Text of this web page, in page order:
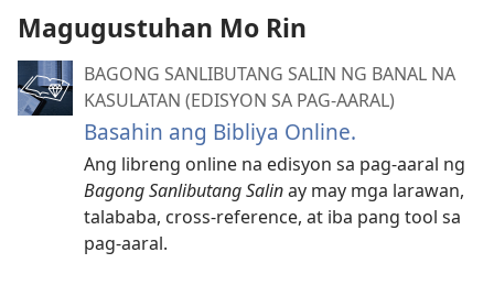
Magugustuhan Mo Rin
BAGONG SANLIBUTANG SALIN NG BANAL NA
KASULATAN (EDISYON SA PAG-AARAL)
Basahin ang Bibliya Online.
Ang libreng online na edisyon sa pag-aaral ng
Bagong Sanlibutang Salinay may mga larawan,
talababa, cross-reference, at iba pang tool sa
pag-aaral.